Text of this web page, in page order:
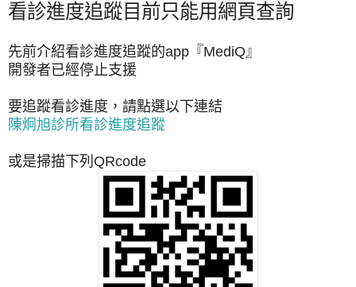
看診進度追蹤目前只能用網頁查詢
先前介紹看診進度追蹤的app『MediQ』
開發者已經停止支援
要追蹤看診進度，請點選以下連結
陳炯旭診所看診進度追蹤
或是掃描下列QRcode